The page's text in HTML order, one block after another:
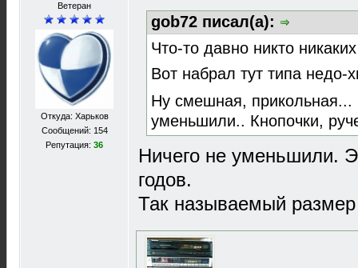
Ветеран
Откуда: Харьков
Сообщений: 154
Репутация: 36
gob72 писал(а):
Что-то давно никто
Вот набрал тут типа
Ну смешная, прикольная...
уменьшили.. Кнопочки,
Ничего не уменьшили.
годов.
Так называемый размер